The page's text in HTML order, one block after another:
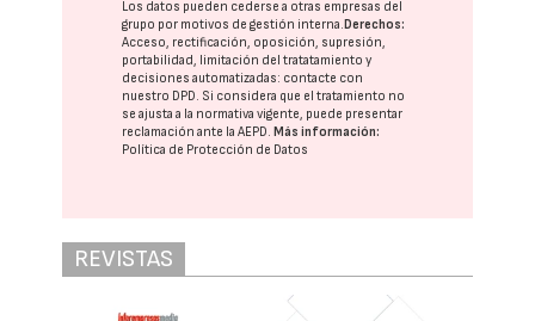
Los datos pueden cederse a otras empresas del
grupo por motivos de gestión interna.Derechos:
Acceso, rectificación, oposición, supresión,
portabilidad, limitación del tratatamiento y
decisiones automatizadas: contacte con
nuestro DPD . Si considera que el tratamiento no
se ajusta a la normativa vigente, puede presentar
reclamación ante laAEPD .Más información:
Política de Protección de Datos
REVISTAS